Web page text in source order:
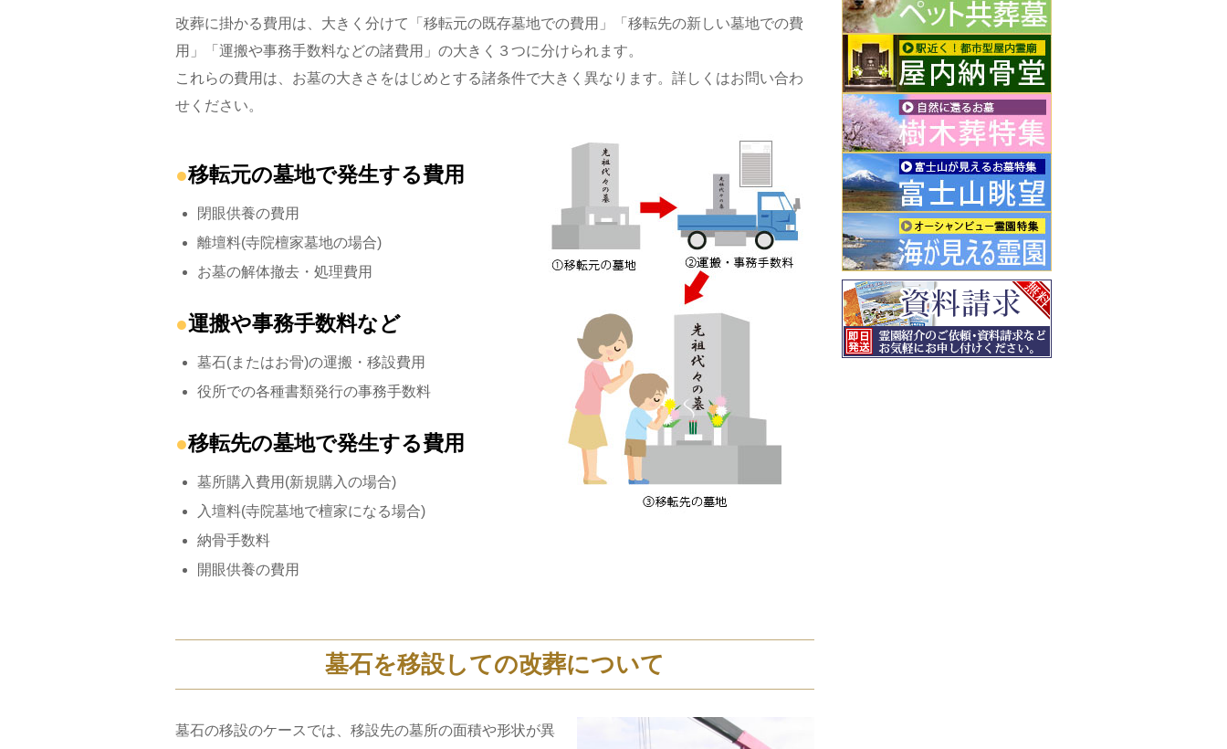
改葬に掛かる費用は、大きく分けて「移転元の既存墓地での費用」「移転先の新しい墓地での費
用」「運搬や事務手数料などの諸費用」の大きく３つに分けられます。
これらの費用は、お墓の大きさをはじめとする諸条件で大きく異なります。詳しくはお問い合わ
せください。
移転元の墓地で発生する費用
閉眼供養の費用
離壇料(寺院檀家墓地の場合)
お墓の解体撤去・処理費用
運搬や事務手数料など
墓石(またはお骨)の運搬・移設費用
役所での各種書類発行の事務手数料
移転先の墓地で発生する費用
墓所購入費用(新規購入の場合)
入壇料(寺院墓地で檀家になる場合)
納骨手数料
開眼供養の費用
墓石を移設しての改葬について
墓石の移設のケースでは、移設先の墓所の面積や形状が異